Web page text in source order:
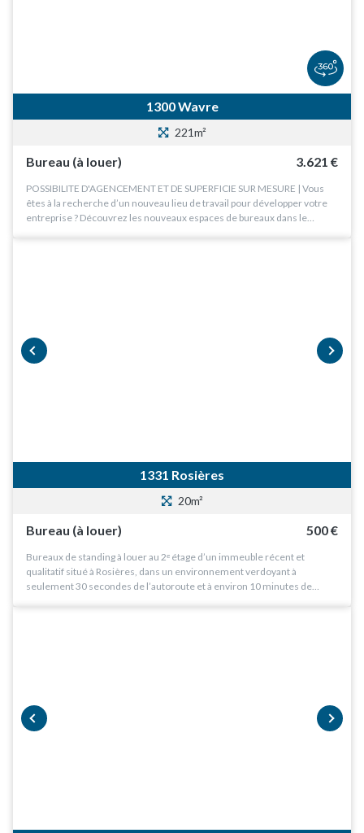
1300 Wavre
221m²
Bureau (à louer) 3.621 €
POSSIBILITE D'AGENCEMENT ET DE SUPERFICIE SUR MESURE | Vous
êtes à la recherche d’un nouveau lieu de travail pour développer votre
entreprise ? Découvrez les nouveaux espaces de bureaux dans le…
1331 Rosières
20m²
Bureau (à louer) 500 €
Bureaux de standing à louer au 2ᵉ étage d’un immeuble récent et
qualitatif situé à Rosières, dans un environnement verdoyant à
seulement 30 secondes de l’autoroute et à environ 10 minutes de…